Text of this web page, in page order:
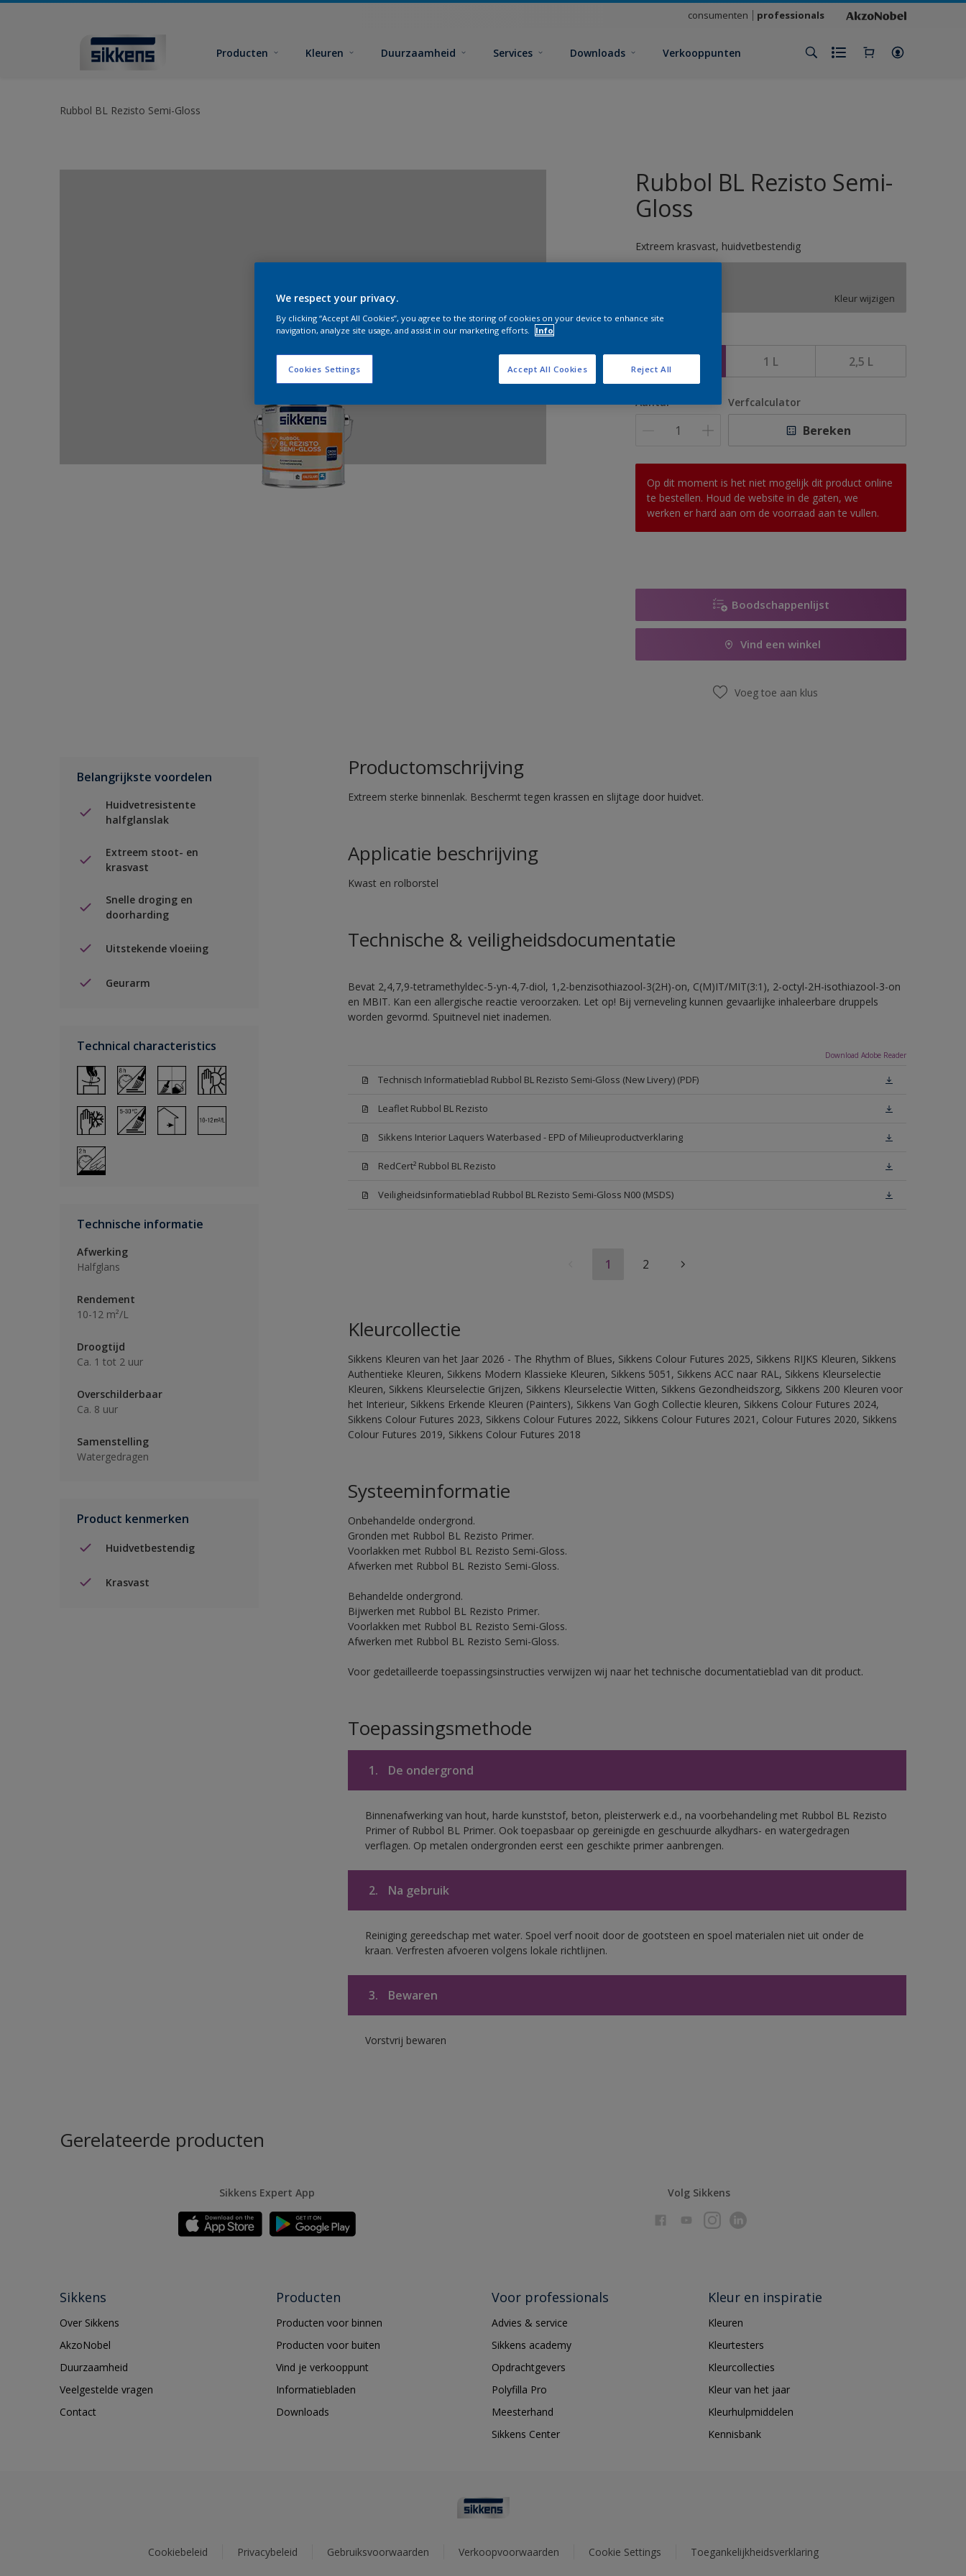
consumenten professionals
Producten Kleuren Duurzaamheid Services Downloads Verkooppunten
Rubbol BL Rezisto Semi-Gloss
Rubbol BL Rezisto Semi-
Gloss
Extreem krasvast, huidvetbestendig
Kleur wijzigen
500 ML 1 L 2,5 L
Aantal Verfcalculator
Bereken
Op dit moment is het niet mogelijk dit product online
te bestellen. Houd de website in de gaten, we
werken er hard aan om de voorraad aan te vullen.
Boodschappenlijst
Vind een winkel
Voeg toe aan klus
Belangrijkste voordelen
Huidvetresistente
halfglanslak
Extreem stoot- en
krasvast
Snelle droging en
doorharding
Uitstekende vloeiing
Geurarm
Technical characteristics
Technische informatie
Afwerking
Halfglans
Rendement
10-12 m²/L
Droogtijd
Ca. 1 tot 2 uur
Overschilderbaar
Ca. 8 uur
Samenstelling
Watergedragen
Product kenmerken
Huidvetbestendig
Krasvast
Productomschrijving
Extreem sterke binnenlak. Beschermt tegen krassen en slijtage door huidvet.
Applicatie beschrijving
Kwast en rolborstel
Technische & veiligheidsdocumentatie
Bevat 2,4,7,9-tetramethyldec-5-yn-4,7-diol, 1,2-benzisothiazool-3(2H)-on, C(M)IT/MIT(3:1), 2-octyl-2H-isothiazool-3-on
en MBIT. Kan een allergische reactie veroorzaken. Let op! Bij verneveling kunnen gevaarlijke inhaleerbare druppels
worden gevormd. Spuitnevel niet inademen.
Download Adobe Reader
Technisch Informatieblad Rubbol BL Rezisto Semi-Gloss (New Livery) (PDF)
Leaflet Rubbol BL Rezisto
Sikkens Interior Laquers Waterbased - EPD of Milieuproductverklaring
RedCert² Rubbol BL Rezisto
Veiligheidsinformatieblad Rubbol BL Rezisto Semi-Gloss N00 (MSDS)
1 2
Kleurcollectie
Sikkens Kleuren van het Jaar 2026 - The Rhythm of Blues, Sikkens Colour Futures 2025, Sikkens RIJKS Kleuren, Sikkens
Authentieke Kleuren, Sikkens Modern Klassieke Kleuren, Sikkens 5051, Sikkens ACC naar RAL, Sikkens Kleurselectie
Kleuren, Sikkens Kleurselectie Grijzen, Sikkens Kleurselectie Witten, Sikkens Gezondheidszorg, Sikkens 200 Kleuren voor
het Interieur, Sikkens Erkende Kleuren (Painters), Sikkens Van Gogh Collectie kleuren, Sikkens Colour Futures 2024,
Sikkens Colour Futures 2023, Sikkens Colour Futures 2022, Sikkens Colour Futures 2021, Colour Futures 2020, Sikkens
Colour Futures 2019, Sikkens Colour Futures 2018
Systeeminformatie
Onbehandelde ondergrond.
Gronden met Rubbol BL Rezisto Primer.
Voorlakken met Rubbol BL Rezisto Semi-Gloss.
Afwerken met Rubbol BL Rezisto Semi-Gloss.
Behandelde ondergrond.
Bijwerken met Rubbol BL Rezisto Primer.
Voorlakken met Rubbol BL Rezisto Semi-Gloss.
Afwerken met Rubbol BL Rezisto Semi-Gloss.
Voor gedetailleerde toepassingsinstructies verwijzen wij naar het technische documentatieblad van dit product.
Toepassingsmethode
1. De ondergrond
Binnenafwerking van hout, harde kunststof, beton, pleisterwerk e.d., na voorbehandeling met Rubbol BL Rezisto
Primer of Rubbol BL Primer. Ook toepasbaar op gereinigde en geschuurde alkydhars- en watergedragen
verflagen. Op metalen ondergronden eerst een geschikte primer aanbrengen.
2. Na gebruik
Reiniging gereedschap met water. Spoel verf nooit door de gootsteen en spoel materialen niet uit onder de
kraan. Verfresten afvoeren volgens lokale richtlijnen.
3. Bewaren
Vorstvrij bewaren
Gerelateerde producten
Sikkens Expert App Volg Sikkens
Sikkens
Over Sikkens
AkzoNobel
Duurzaamheid
Veelgestelde vragen
Contact
Producten
Producten voor binnen
Producten voor buiten
Vind je verkooppunt
Informatiebladen
Downloads
Voor professionals
Advies & service
Sikkens academy
Opdrachtgevers
Polyfilla Pro
Meesterhand
Sikkens Center
Kleur en inspiratie
Kleuren
Kleurtesters
Kleurcollecties
Kleur van het jaar
Kleurhulpmiddelen
Kennisbank
Cookiebeleid Privacybeleid Gebruiksvoorwaarden Verkoopvoorwaarden Cookie Settings Toegankelijkheidsverklaring
We respect your privacy.
By clicking “Accept All Cookies”, you agree to the storing of cookies on your device to enhance site
navigation, analyze site usage, and assist in our marketing efforts.
Info
Cookies Settings Reject All
Accept All Cookies